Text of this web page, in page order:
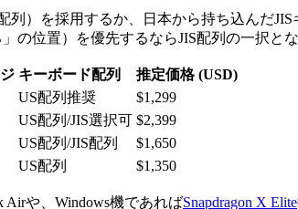
）を採用するか、日本から持ち込んだ
の位置）を優先するならJIS配列の一択とな
キーボード配列
推定価格 (USD)
US配列推奨
$1,299
US配列/JIS選択可 $2,399
US配列/JIS配列
$1,650
US配列 $1,350
や、Windows機であればSnapdragon X Elite